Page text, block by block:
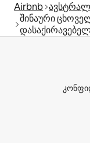
Airbnb
შინაური